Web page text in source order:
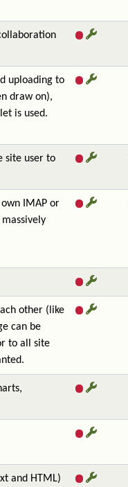
uploading to
draw on),
is used.
site user to
IMAP or
other (like
can be
to all site
and HTML)